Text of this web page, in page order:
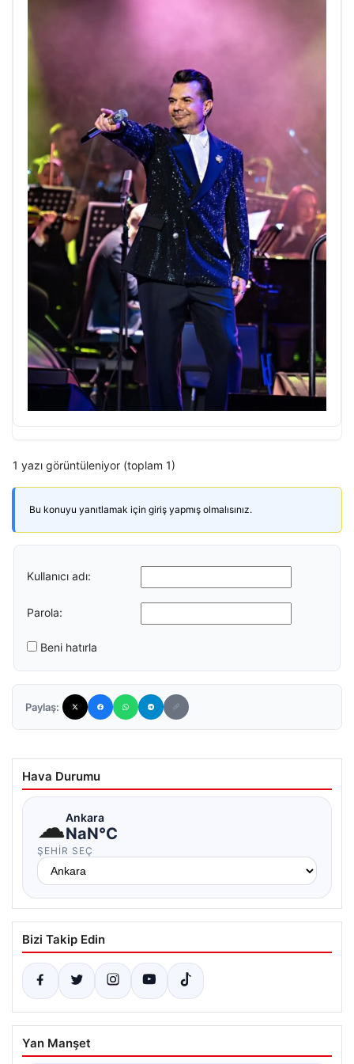
1 yazı görüntüleniyor (toplam 1)
Bu konuyu yanıtlamak için giriş yapmış olmalısınız.
Kullanıcı adı:
Parola:
Beni hatırla
Paylaş:
Hava Durumu
☁Ankara
NaN°C
ŞEHIR SEÇ
Bizi Takip Edin
Yan Manşet